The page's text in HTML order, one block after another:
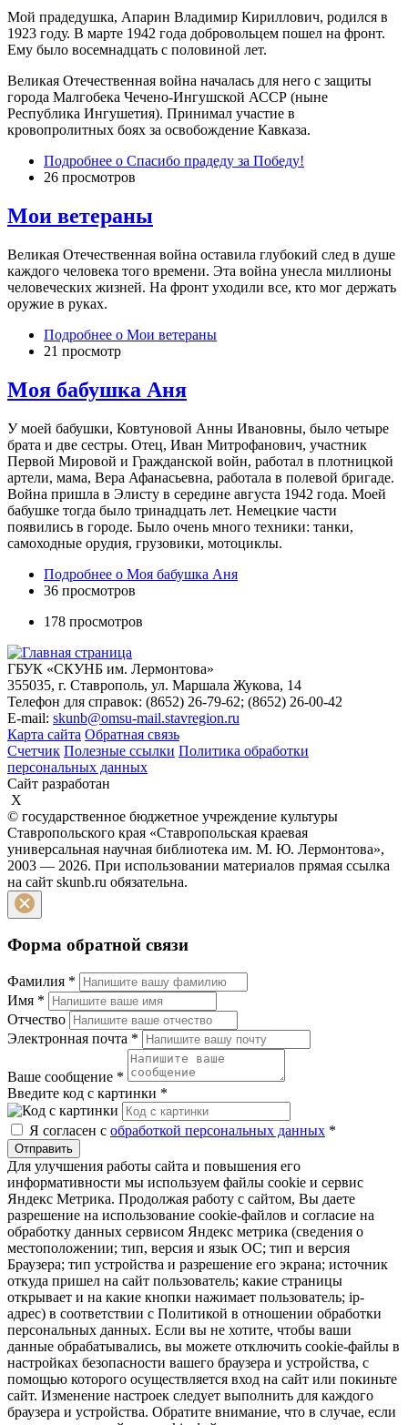
Мой прадедушка, Апарин Владимир Кириллович, родился в
1923 году. В марте 1942 года добровольцем пошел на фронт.
Ему было восемнадцать с половиной лет.
Великая Отечественная война началась для него с защиты
города Малгобека Чечено-Ингушской АССР (ныне
Республика Ингушетия). Принимал участие в
кровопролитных боях за освобождение Кавказа.
Подробнее о Спасибо прадеду за Победу!
26 просмотров
Мои ветераны
Великая Отечественная война оставила глубокий след в душе
каждого человека того времени. Эта война унесла миллионы
человеческих жизней. На фронт уходили все, кто мог держать
оружие в руках.
Подробнее о Мои ветераны
21 просмотр
Моя бабушка Аня
У моей бабушки, Ковтуновой Анны Ивановны, было четыре
брата и две сестры. Отец, Иван Митрофанович, участник
Первой Мировой и Гражданской войн, работал в плотницкой
артели, мама, Вера Афанасьевна, работала в полевой бригаде.
Война пришла в Элисту в середине августа 1942 года. Моей
бабушке тогда было тринадцать лет. Немецкие части
появились в городе. Было очень много техники: танки,
самоходные орудия, грузовики, мотоциклы.
Подробнее о Моя бабушка Аня
36 просмотров
178 просмотров
ГБУК «СКУНБ им. Лермонтова»
355035, г. Ставрополь, ул. Маршала Жукова, 14
Телефон для справок: (8652) 26-79-62; (8652) 26-00-42
E-mail: skunb@omsu-mail.stavregion.ru
Карта сайта Обратная связь
Счетчик Полезные ссылки Политика обработки
персональных данных
Сайт разработан
X
© государственное бюджетное учреждение культуры
Ставропольского края «Ставропольская краевая
универсальная научная библиотека им. М. Ю. Лермонтова»,
2003 — 2026. При использовании материалов прямая ссылка
на сайт skunb.ru обязательна.
Форма обратной связи
Фамилия *
Имя *
Отчество
Электронная почта *
Ваше сообщение *
Введите код с картинки *
Я согласен с обработкой персональных данных *
Отправить
Для улучшения работы сайта и повышения его
информативности мы используем файлы cookie и сервис
Яндекс Метрика. Продолжая работу с сайтом, Вы даете
разрешение на использование cookie-файлов и согласие на
обработку данных сервисом Яндекс метрика (сведения о
местоположении; тип, версия и язык ОС; тип и версия
Браузера; тип устройства и разрешение его экрана; источник
откуда пришел на сайт пользователь; какие страницы
открывает и на какие кнопки нажимает пользователь; ip-
адрес) в соответствии с Политикой в отношении обработки
персональных данных. Если вы не хотите, чтобы ваши
данные обрабатывались, вы можете отключить cookie-файлы в
настройках безопасности вашего браузера и устройства, с
помощью которого осуществляется вход на сайт или покиньте
сайт. Изменение настроек следует выполнить для каждого
браузера и устройства. Обратите внимание, что в случае, если